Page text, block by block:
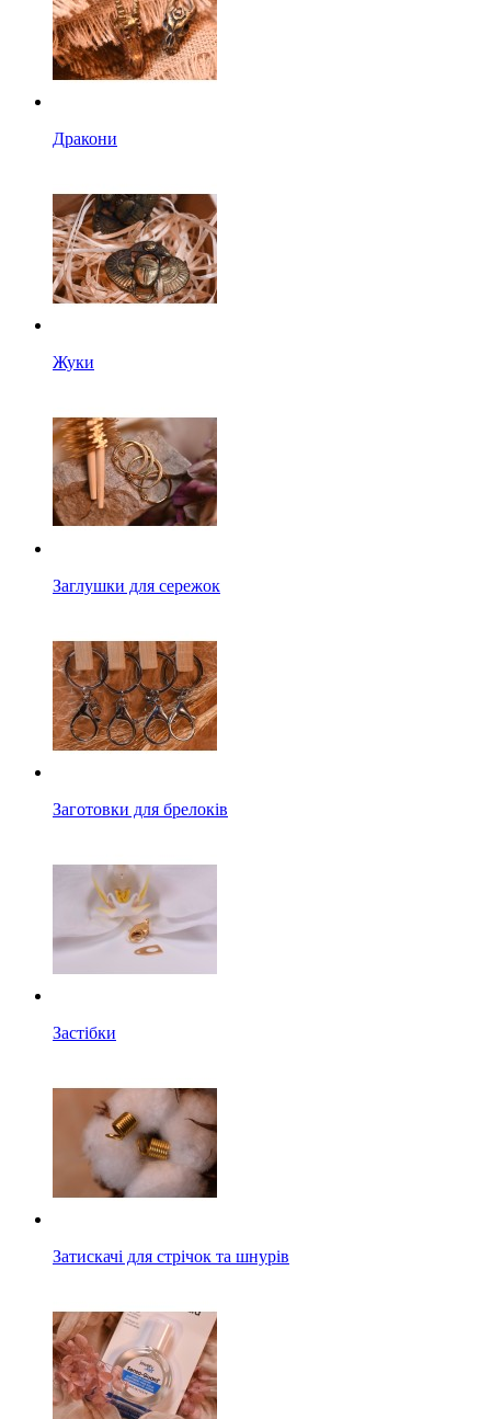
Дракони
Жуки
Заглушки для сережок
Заготовки для брелоків
Застібки
Затискачі для стрічок та шнурів